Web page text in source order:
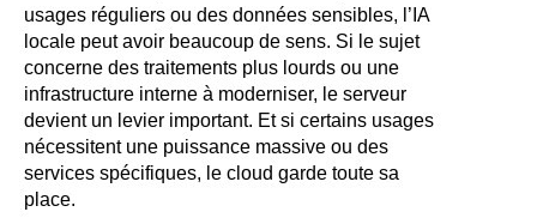
usages réguliers ou des données sensibles, l’IA
locale peut avoir beaucoup de sens. Si le sujet
concerne des traitements plus lourds ou une
infrastructure interne à moderniser, le serveur
devient un levier important. Et si certains usages
nécessitent une puissance massive ou des
services spécifiques, le cloud garde toute sa
place.